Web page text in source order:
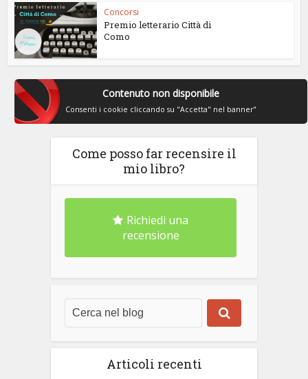
Concorsi
Premio letterario Città di
Como
Contenuto non disponibile
Consenti i cookie cliccando su "Accetta" nel banner"
Come posso far recensire il
mio libro?
Richiedi una
recensione
Articoli recenti